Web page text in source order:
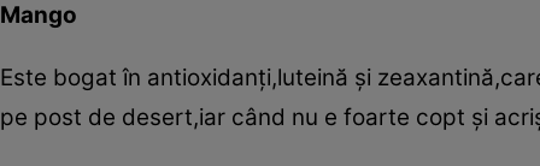
Mango
Este bogat în antioxidanţi,luteină şi
pe post de desert,iar când nu e foarte copt şi